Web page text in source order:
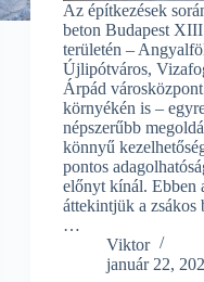
Az építkezések
beton Budapest
területén –
Újlipótváros,
Árpád városközpont
környékén is –
népszerűbb
könnyű
pontos
előnyt kínál. Ebben
áttekintjük a zsákos
…
Viktor
január 22,